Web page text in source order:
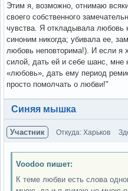
Этим я, возможно, отнимаю
своего собственного
чувства. Я откладывала любовь
синоним никогда; убивала ее,
любовь неповторима!). И если я
силой, дать ей и себе шанс, мне
«любовь», дать ему период
просто помолчать о любви!"
Вне форума
Синяя мышка
Участник Откуда: Харьков
Voodoo пишет:
К теме любви есть слова